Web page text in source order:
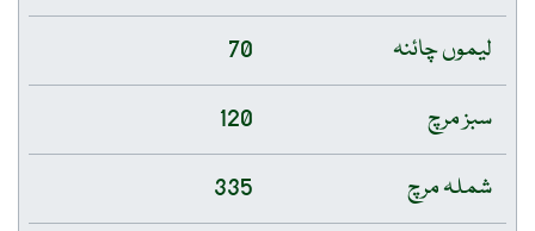
لیموں چائنہ
70
سبز مرچ
120
شملہ مرچ
335